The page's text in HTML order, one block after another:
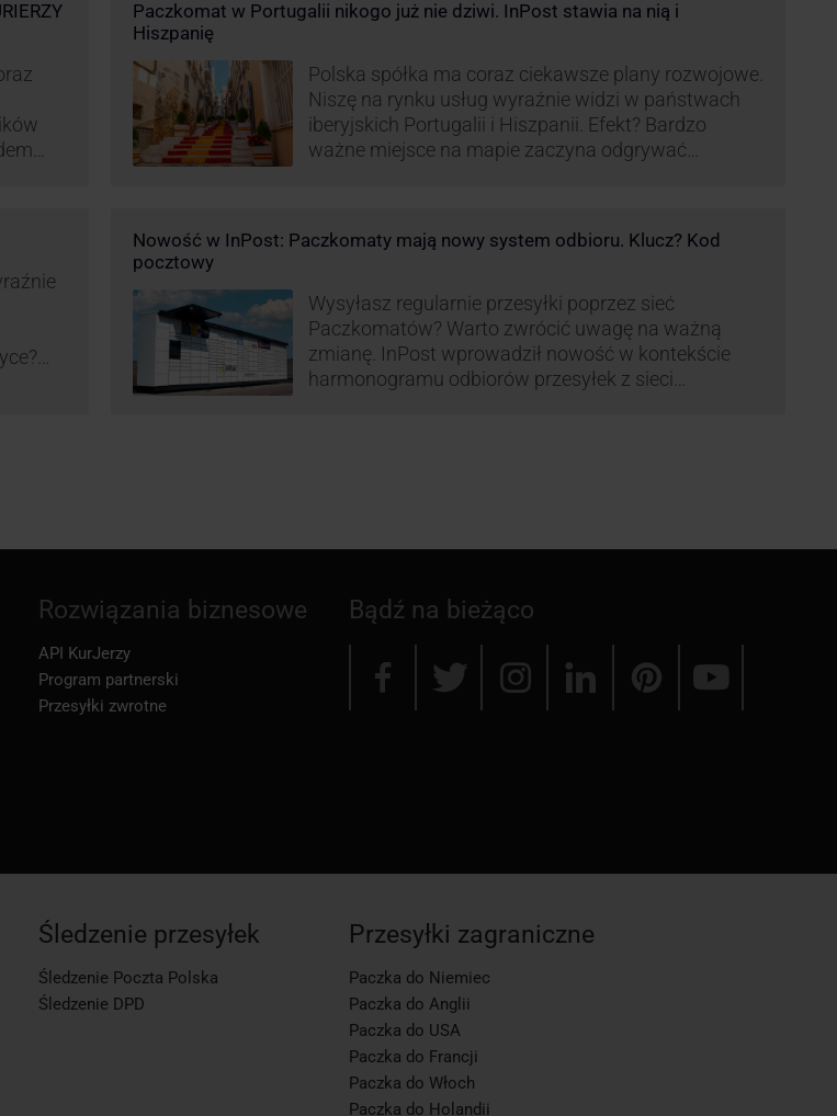
Paczkomat w Portugalii nikogo już nie dziwi. InPost stawia na nią i
Hiszpanię
Polska spółka ma coraz ciekawsze plany rozwojowe.
Niszę na rynku usług wyraźnie widzi w państwach
iberyjskich Portugalii i Hiszpanii. Efekt? Bardzo
ważne miejsce na mapie zaczyna odgrywać
Nowość w InPost: Paczkomaty mają nowy system odbioru. Klucz? Kod
pocztowy
Wysyłasz regularnie przesyłki poprzez sieć
Paczkomatów? Warto zwrócić uwagę na ważną
zmianę. InPost wprowadził nowość w kontekście
harmonogramu odbiorów przesyłek z sieci
Bądź na bieżąco
Rozwiązania biznesowe
API KurJerzy
Program partnerski
Przesyłki zwrotne
Śledzenie przesyłek
Śledzenie Poczta Polska
Śledzenie DPD
Przesyłki zagraniczne
Paczka do Niemiec
Paczka do Anglii
Paczka do USA
Paczka do Francji
Paczka do Włoch
Paczka do Holandii